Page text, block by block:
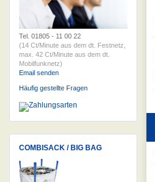
Tel. 01805 - 11 00 22
(14 Ct/Minute aus dem dt. Festnetz,
max. 42 Ct/Minute aus dem dt.
Mobilfunknetz)
Email senden
Häufig gestellte Fragen
COMBISACK / BIG BAG